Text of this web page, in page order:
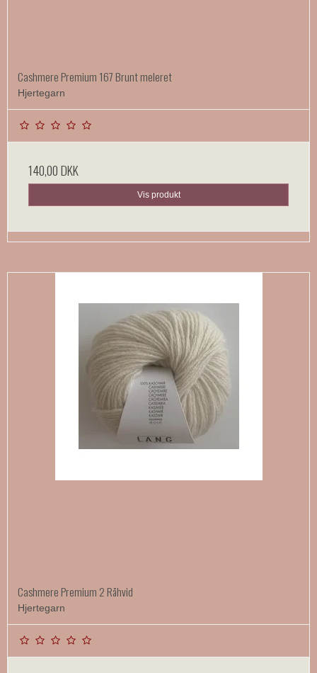
Cashmere Premium 167 Brunt meleret
Hjertegarn
140,00 DKK
Vis produkt
Cashmere Premium 2 Råhvid
Hjertegarn